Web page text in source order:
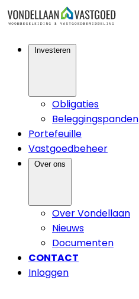
Obligaties
Beleggingspanden
Portefeuille
Vastgoedbeheer
Over Vondellaan
Nieuws
Documenten
CONTACT
Inloggen